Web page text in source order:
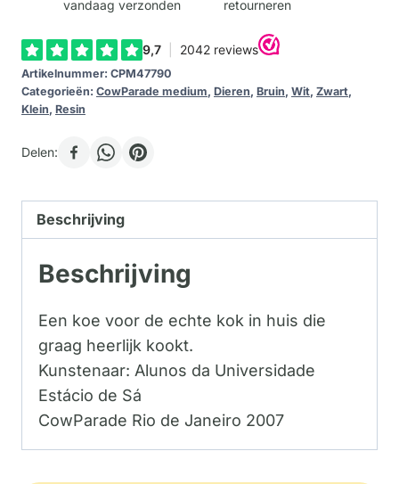
vandaag verzonden
retourneren
Artikelnummer: CPM47790
Categorieën: CowParade medium, Dieren, Bruin, Wit, Zwart,
Klein, Resin
Delen:
Beschrijving
Beschrijving
Een koe voor de echte kok in huis die
graag heerlijk kookt.
Kunstenaar: Alunos da Universidade
Estácio de Sá
CowParade Rio de Janeiro 2007